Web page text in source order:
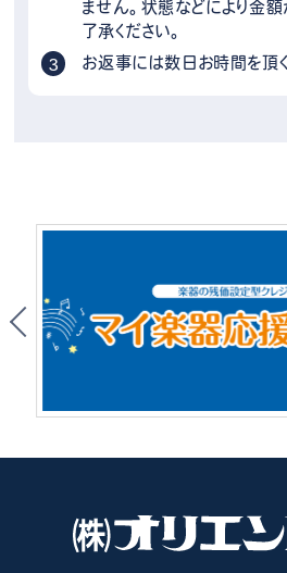
ません。状態などにより金
了承ください。
お返事には数日お時間を頂く